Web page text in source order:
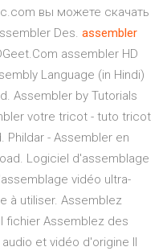
вы можете скачать
Des. assembler
assembler HD
Language (in Hindi)
Assembler by Tutorials
votre tricot - tuto tricot
Phildar - Assembler en
Logiciel d'assemblage
vidéo ultra-
à utiliser. Assemblez
fichier Assemblez des
et vidéo d'origine Il